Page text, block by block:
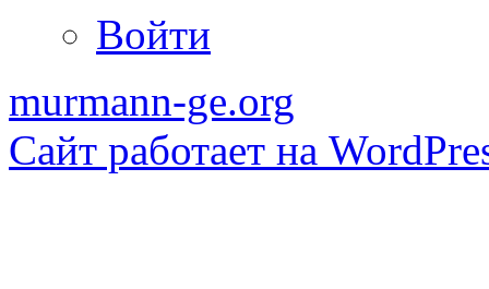
Войти
murmann-ge.org
Сайт работает на